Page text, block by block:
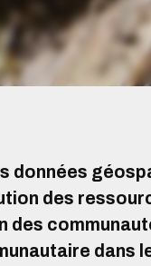
données
des
des
dans